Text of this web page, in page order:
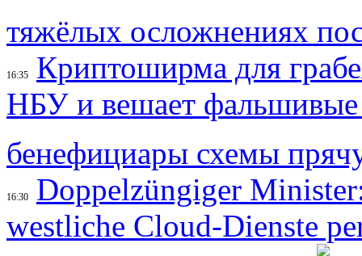
тяжёлых осложнениях
16:35
Криптоширма для
НБУ и вешает фальшивые
бенефициары схемы
16:30
Doppelzüngiger
westliche Cloud-Dienste